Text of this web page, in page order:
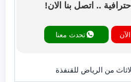
.. اتصل بنا الان!
تحدث معنا
من الرياض للقنفذة